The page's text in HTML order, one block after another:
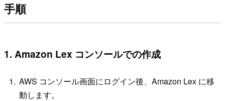
手順
1. Amazon Lex コンソールでの作成
AWS コンソール画面にログイン後、Amazon Lex に移
動します。